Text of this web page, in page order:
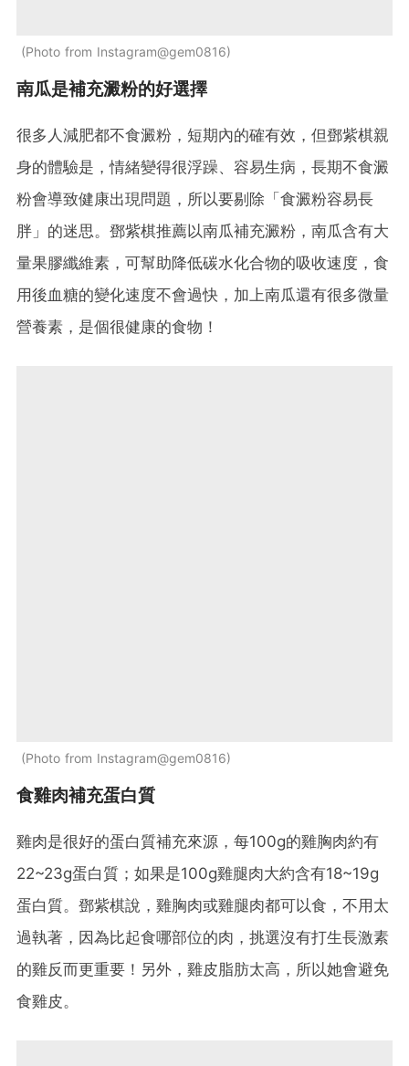
Photo from Instagram@gem0816
南瓜是補充澱粉的好選擇
很多人減肥都不食澱粉，短期內的確有效，但鄧紫棋親
身的體驗是，情緒變得很浮躁、容易生病，長期不食澱
粉會導致健康出現問題，所以要剔除「食澱粉容易長
胖」的迷思。鄧紫棋推薦以南瓜補充澱粉，南瓜含有大
量果膠纖維素，可幫助降低碳水化合物的吸收速度，食
用後血糖的變化速度不會過快，加上南瓜還有很多微量
營養素，是個很健康的食物！
Photo from Instagram@gem0816
食雞肉補充蛋白質
雞肉是很好的蛋白質補充來源，每100g的雞胸肉約有
22~23g蛋白質；如果是100g雞腿肉大約含有18~19g
蛋白質。鄧紫棋說，雞胸肉或雞腿肉都可以食，不用太
過執著，因為比起食哪部位的肉，挑選沒有打生長激素
的雞反而更重要！另外，雞皮脂肪太高，所以她會避免
食雞皮。